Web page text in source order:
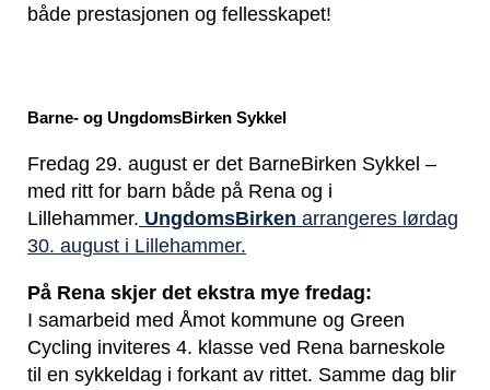
både prestasjonen og fellesskapet!
Barne- og UngdomsBirken Sykkel
Fredag 29. august er det BarneBirken Sykkel –
med ritt for barn både på Rena og i
Lillehammer. UngdomsBirken arrangeres lørdag
30. august i Lillehammer.
På Rena skjer det ekstra mye fredag:
I samarbeid med Åmot kommune og Green
Cycling inviteres 4. klasse ved Rena barneskole
til en sykkeldag i forkant av rittet. Samme dag blir